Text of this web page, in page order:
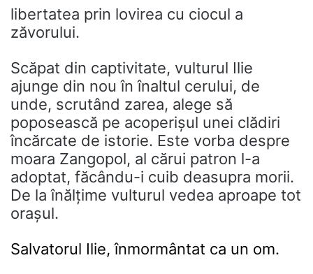
libertatea prin lovirea cu ciocul a
zăvorului.
Scăpat din captivitate, vulturul Ilie
ajunge din nou în înaltul cerului, de
unde, scrutând zarea, alege să
poposească pe acoperișul unei clădiri
încărcate de istorie. Este vorba despre
moara Zangopol, al cărui patron l-a
adoptat, făcându-i cuib deasupra morii.
De la înălțime vulturul vedea aproape tot
orașul.
Salvatorul Ilie, înmormântat ca un om.